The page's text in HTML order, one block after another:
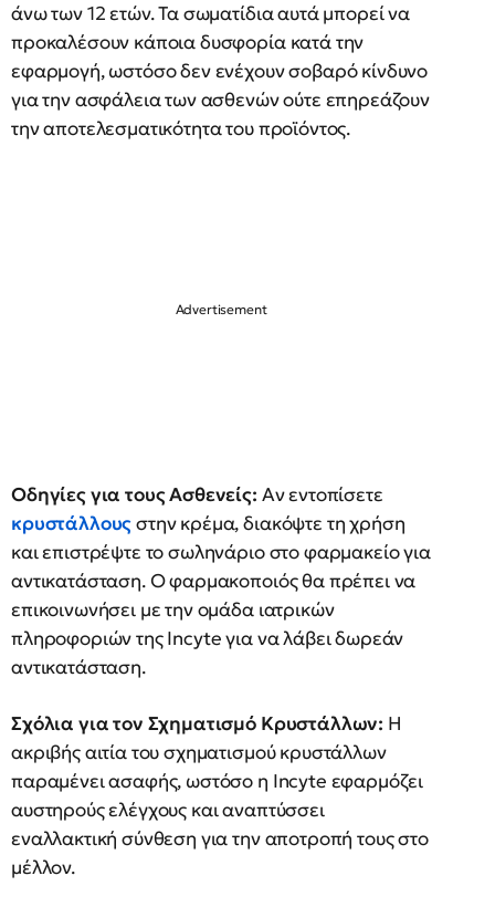
άνω των 12 ετών. Τα σωματίδια αυτά μπορεί να
προκαλέσουν κάποια δυσφορία κατά την
εφαρμογή, ωστόσο δεν ενέχουν σοβαρό κίνδυνο
για την ασφάλεια των ασθενών ούτε επηρεάζουν
την αποτελεσματικότητα του προϊόντος.
Οδηγίες για τους Ασθενείς: Αν εντοπίσετε
κρυστάλλουςστην κρέμα, διακόψτε τη χρήση
και επιστρέψτε το σωληνάριο στο φαρμακείο για
αντικατάσταση. Ο φαρμακοποιός θα πρέπει να
επικοινωνήσει με την ομάδα ιατρικών
πληροφοριών της Incyte για να λάβει δωρεάν
αντικατάσταση.
Σχόλια για τον Σχηματισμό Κρυστάλλων: Η
ακριβής αιτία του σχηματισμού κρυστάλλων
παραμένει ασαφής, ωστόσο η Incyte εφαρμόζει
αυστηρούς ελέγχους και αναπτύσσει
εναλλακτική σύνθεση για την αποτροπή τους στο
μέλλον.